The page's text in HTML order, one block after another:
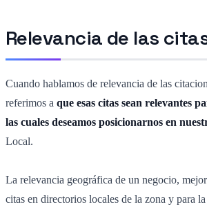
Relevancia de las
Cuando hablamos de relevancia de las
referimos a que esas citas sean relevantes
las cuales deseamos posicionarnos en
Local.
La relevancia geográfica de un negocio,
citas en directorios locales de la zona y para